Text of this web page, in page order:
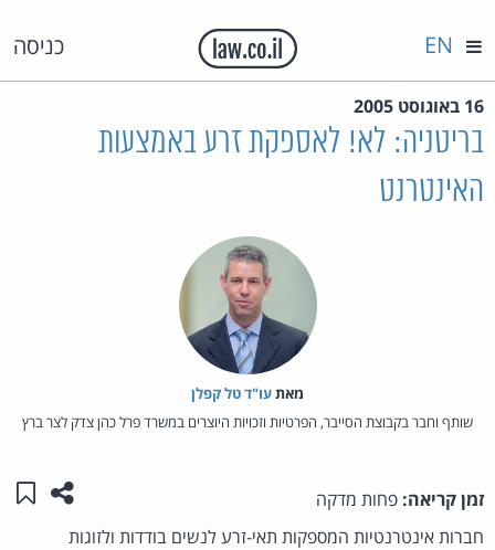
כניסה EN
16 באוגוסט 2005
בריטניה: לא! לאספקת זרע באמצעות
האינטרנט
מאת‏עו"ד טל קפלן
שותף וחבר בקבוצת הסייבר, הפרטיות וזכויות היוצרים במשרד פרל כהן צדק לצר ברץ
זמן קריאה: פחות מדקה שתפו
חברות אינטרנטיות המספקות תאי-זרע לנשים בודדות ולזוגות